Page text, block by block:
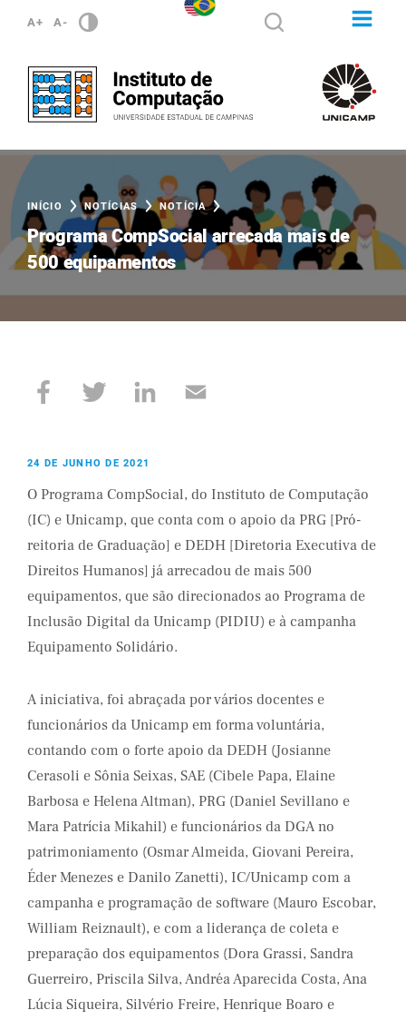
A+ A-
INÍCIO NOTÍCIAS NOTÍCIA
Programa CompSocial arrecada mais de
500 equipamentos
24 DE JUNHO DE 2021
O Programa CompSocial, do Instituto de Computação
(IC) e Unicamp, que conta com o apoio da PRG [Pró-
reitoria de Graduação] e DEDH [Diretoria Executiva de
Direitos Humanos] já arrecadou de mais 500
equipamentos, que são direcionados ao Programa de
Inclusão Digital da Unicamp (PIDIU) e à campanha
Equipamento Solidário.
A iniciativa, foi abraçada por vários docentes e
funcionários da Unicamp em forma voluntária,
contando com o forte apoio da DEDH (Josianne
Cerasoli e Sônia Seixas, SAE (Cibele Papa, Elaine
Barbosa e Helena Altman), PRG (Daniel Sevillano e
Mara Patrícia Mikahil) e funcionários da DGA no
patrimoniamento (Osmar Almeida, Giovani Pereira,
Éder Menezes e Danilo Zanetti), IC/Unicamp com a
campanha e programação de software (Mauro Escobar,
William Reiznault), e com a liderança de coleta e
preparação dos equipamentos (Dora Grassi, Sandra
Guerreiro, Priscila Silva, Andréa Aparecida Costa, Ana
Lúcia Siqueira, Silvério Freire, Henrique Boaro e